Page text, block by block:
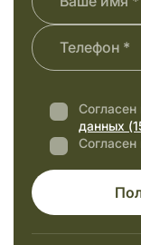
Согласен
данных
Согласен